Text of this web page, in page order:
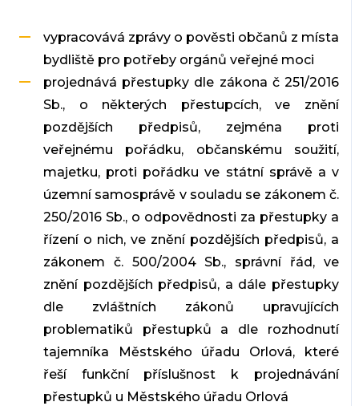
vypracovává zprávy o pověsti občanů z místa
bydliště pro potřeby orgánů veřejné moci
projednává přestupky dle zákona č 251/2016
Sb., o některých přestupcích, ve znění
pozdějších předpisů, zejména proti
veřejnému pořádku, občanskému soužití,
majetku, proti pořádku ve státní správě a v
územní samosprávě v souladu se zákonem č.
250/2016 Sb., o odpovědnosti za přestupky a
řízení o nich, ve znění pozdějších předpisů, a
zákonem č. 500/2004 Sb., správní řád, ve
znění pozdějších předpisů, a dále přestupky
dle zvláštních zákonů upravujících
problematiků přestupků a dle rozhodnutí
tajemníka Městského úřadu Orlová, které
řeší funkční příslušnost k projednávání
přestupků u Městského úřadu Orlová